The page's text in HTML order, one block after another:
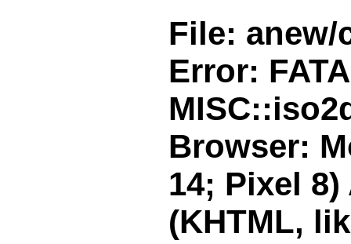
File: anew/
Error:
Browser:
14; Pixel
(KHTML,